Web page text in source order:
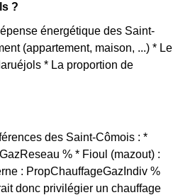
?
énergétique des Saint-
(appartement, maison, ...) * Le
* La proportion de
des Saint-Cômois : *
% * Fioul (mazout) :
: PropChauffageGazIndiv %
donc privilégier un chauffage